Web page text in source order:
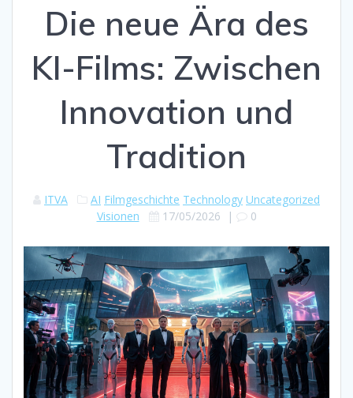
Die neue Ära des
KI-Films: Zwischen
Innovation und
Tradition
ITVA AI Filmgeschichte Technology Uncategorized
Visionen
17/05/2026 | 0